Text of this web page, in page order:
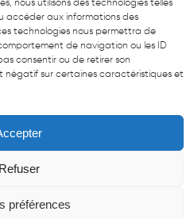
accéder aux informations des
technologies nous permettra de
de navigation ou les ID
consentir ou de retirer son
sur certaines caractéristiques et
Refuser
préférences